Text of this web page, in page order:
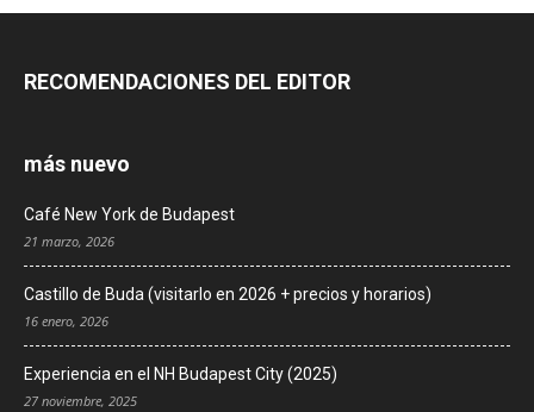
RECOMENDACIONES DEL EDITOR
más nuevo
Café New York de Budapest
21 marzo, 2026
Castillo de Buda (visitarlo en 2026 + precios y horarios)
16 enero, 2026
Experiencia en el NH Budapest City (2025)
27 noviembre, 2025